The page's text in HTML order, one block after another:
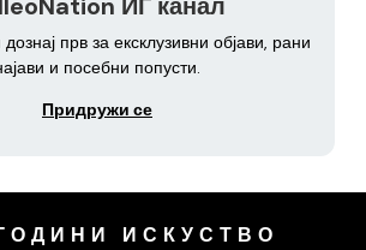
прв за ексклузивни објави, рани
и посебни попусти.
Придружи се
ИСКУСТВО